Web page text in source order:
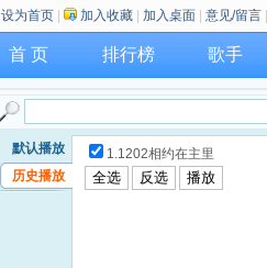
设为首页 加入收藏 加入桌面 意见/留言
首 页 排行榜 歌手
默认播放
历史播放
1.1202相约在主里